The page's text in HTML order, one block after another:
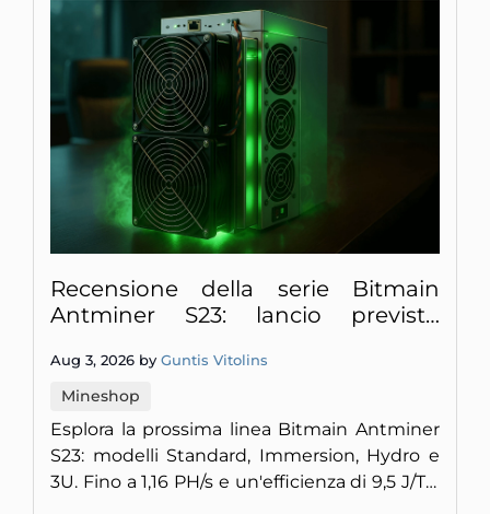
Recensione della serie Bitmain
Antminer S23: lancio previsto
Aug 3, 2026 by Guntis Vitolins
Mineshop
Esplora la prossima linea Bitmain Antminer
S23: modelli Standard, Immersion, Hydro e
3U. Fino a 1,16 PH/s e un'efficienza di 9,5 J/TH